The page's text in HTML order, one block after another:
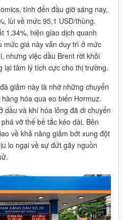
tính đến đầu giờ sáng nay,
lùi về mức 95,1 USD/thùng.
1,34%, hiện giao dịch quanh
mức giá này vẫn duy trì ở mức
nhưng việc dầu Brent rời khỏi
lại tâm lý tích cực cho thị trường.
giảm này là nhờ những chuyển
hóa qua eo biển Hormuz.
dầu và khí hóa lỏng đã di chuyển
vỡ thế bế tắc kéo dài. Bên
về khả năng giảm bớt xung đột
lo ngại về sự đứt gãy nguồn